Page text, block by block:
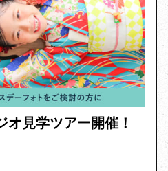
オ見学ツアー開催！